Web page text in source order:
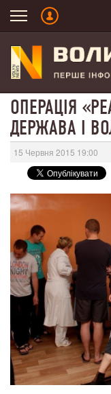
ОПЕРАЦІЯ
ДЕРЖАВА І
15 Червня 2015 19:00